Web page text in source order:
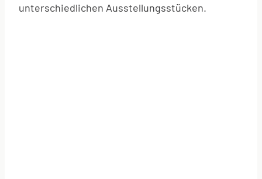
unterschiedlichen Ausstellungsstücken.